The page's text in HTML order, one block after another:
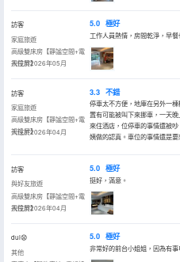
訪客
家庭旅遊
高級雙床房【靜謐空間+電
視投屏】
入住於2026年05月
5.0 極好
工作人員熱情，房間乾淨，早
訪客
家庭旅遊
高級雙床房【靜謐空間+電
視投屏】
入住於2026年04月
3.3 不錯
停車太不方便，地庫在另外一
置有可能被叫下來挪車，一天
來住酒店，位停車的事情還被
姨做的認真。車位的事情還是
訪客
與好友旅遊
高級雙床房【靜謐空間+電
視投屏】
入住於2026年04月
5.0 極好
挺好，滿意。
dui😧
其他
5.0 極好
非常好的前台小姐姐，因為有